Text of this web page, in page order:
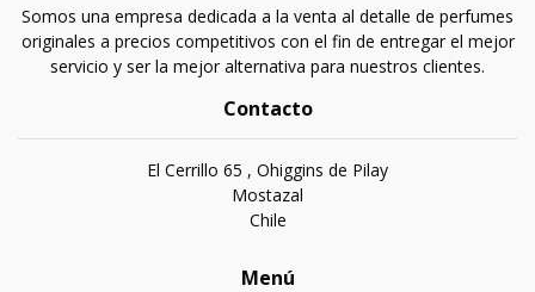
Somos una empresa dedicada a la venta al detalle de perfumes
originales a precios competitivos con el fin de entregar el mejor
servicio y ser la mejor alternativa para nuestros clientes.
Contacto
El Cerrillo 65 , Ohiggins de Pilay
Mostazal
Chile
Menú